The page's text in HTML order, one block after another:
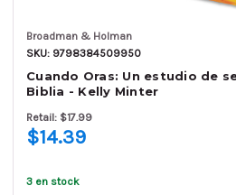
Broadman & Holman
SKU: 9798384509950
Cuando Oras: Un estudio de
Biblia - Kelly Minter
Retail: $17.99
$14.39
3 en stock